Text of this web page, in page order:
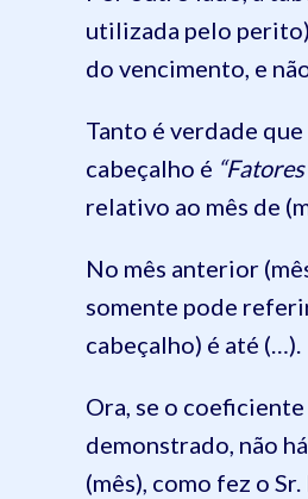
utilizada pelo
do vencimento, e
Tanto é verdade
cabeçalho é
relativo ao mês de
No mês anterior
somente pode
cabeçalho) é até (…).
Ora, se o
demonstrado, não
(mês), como fez o